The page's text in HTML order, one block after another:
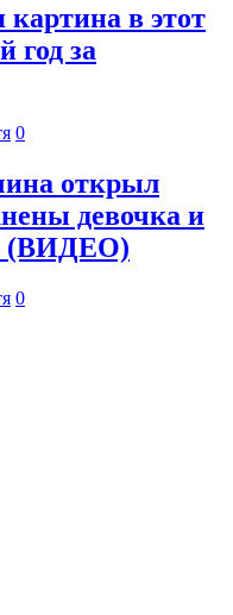
в этот
год за
0
открыл
девочка и
(ВИДЕО)
0